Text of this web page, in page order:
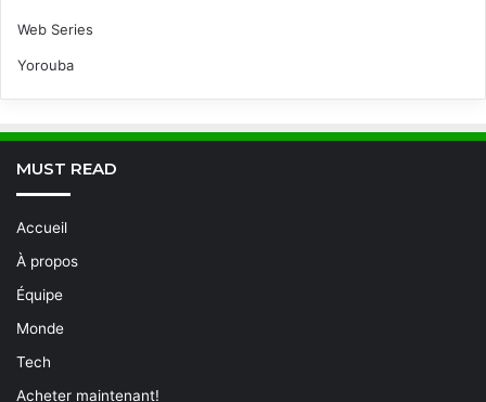
Web Series
Yorouba
MUST READ
Accueil
À propos
Équipe
Monde
Tech
Acheter maintenant!